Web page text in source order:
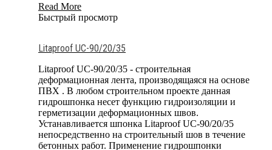
Read More
Быстрый просмотр
Litaproof UC-90/20/35
Litaproof UC-90/20/35 - строительная
деформационная лента, производящаяся на основе
ПВХ . В любом строительном проекте данная
гидрошпонка несет функцию гидроизоляции и
герметизации деформационных швов.
Устанавливается шпонка Litaproof UC-90/20/35
непосредственно на строительный шов в течение
бетонных работ. Применение гидрошпонки